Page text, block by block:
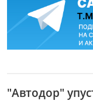
"Автодор"